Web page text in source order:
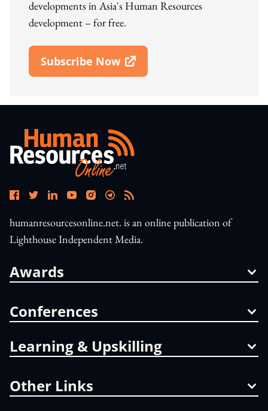
developments in Asia's Human Resources
development – for free.
Subscribe Now
Open In New Window
humanresourcesonline.net. is an online publication of
Lighthouse Independent Media.
Awards
Conferences
Learning & Upskilling
Other Links